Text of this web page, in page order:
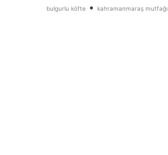
bulgurlu köfte • kahramanmaraş mutfağı